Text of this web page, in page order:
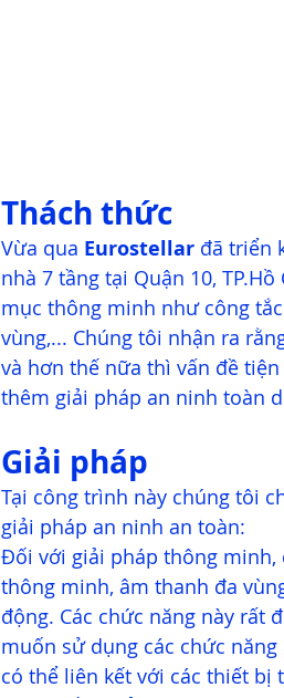
Thách thức
Vừa qua Eurostellar đã triển
nhà 7 tầng tại Quận 10,
mục thông minh như công
vùng,... Chúng tôi nhận ra
và hơn thế nữa thì vấn đề
thêm giải pháp an ninh toàn
Giải pháp
Tại công trình này chúng tôi
giải pháp an ninh an toàn:
Đối với giải pháp thông minh,
thông minh, âm thanh đa
động. Các chức năng này rất
muốn sử dụng các chức
có thể liên kết với các thiết